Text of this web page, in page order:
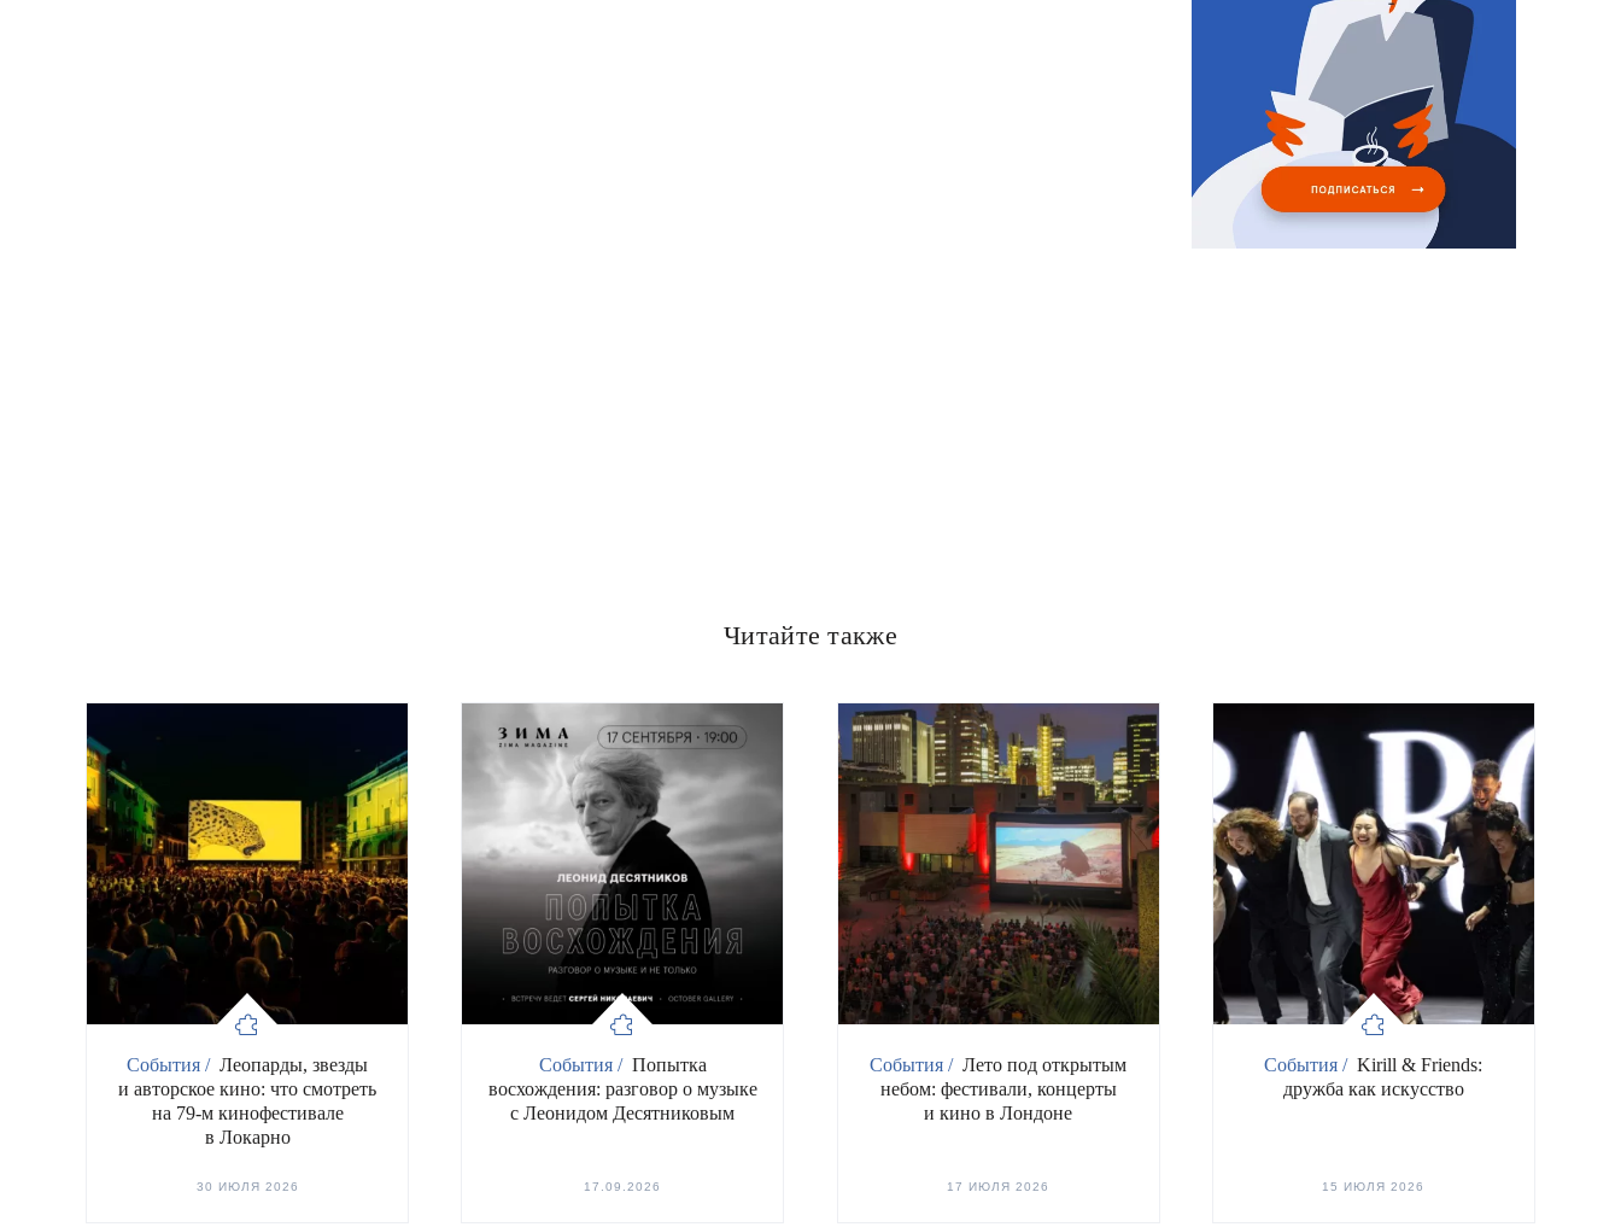
Читайте также
События / Леопарды, звезды
и авторское кино: что смотреть
на 79-м кинофестивале
в Локарно
30 ИЮЛЯ 2026
События / Попытка
восхождения: разговор о музыке
с Леонидом Десятниковым
17.09.2026
События / Лето под открытым
небом: фестивали, концерты
и кино в Лондоне
17 ИЮЛЯ 2026
События / Kirill & Friends:
дружба как искусство
15 ИЮЛЯ 2026